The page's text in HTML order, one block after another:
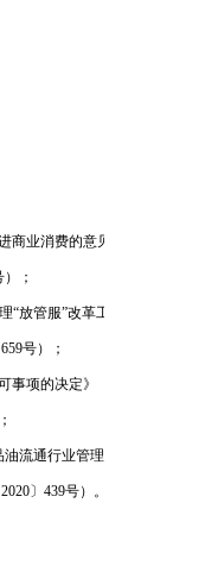
商业消费的意见》（国办发〔20
；
“放管服”改革工作的通知》（商
号）；
事项的决定》（国发〔2020〕13
流通行业管理工作指引〉的通
〕439号）。